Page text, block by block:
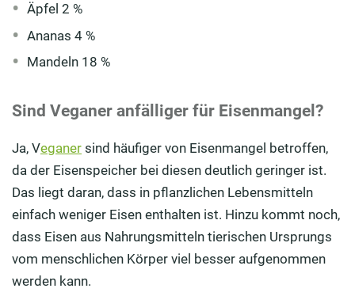
Äpfel 2 %
Ananas 4 %
Mandeln 18 %
Sind Veganer anfälliger für Eisenmangel?
Ja, Veganer sind häufiger von Eisenmangel betroffen,
da der Eisenspeicher bei diesen deutlich geringer ist.
Das liegt daran, dass in pflanzlichen Lebensmitteln
einfach weniger Eisen enthalten ist. Hinzu kommt noch,
dass Eisen aus Nahrungsmitteln tierischen Ursprungs
vom menschlichen Körper viel besser aufgenommen
werden kann.